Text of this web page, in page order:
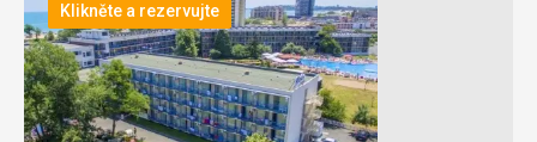
Klikněte a rezervujte